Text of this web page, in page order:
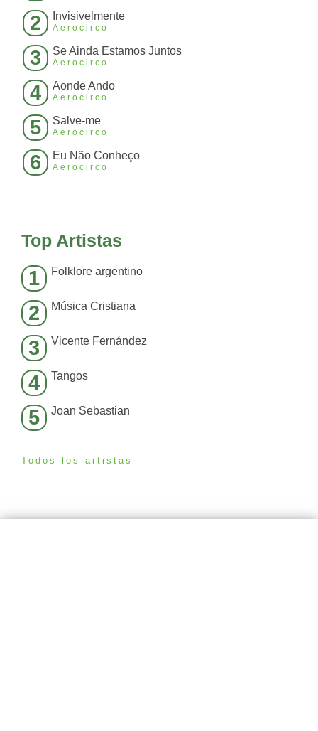
2 Invisivelmente
Aerocirco
3 Se Ainda Estamos Juntos
Aerocirco
4 Aonde Ando
Aerocirco
5 Salve-me
Aerocirco
6 Eu Não Conheço
Aerocirco
Top Artistas
1 Folklore argentino
2 Música Cristiana
3 Vicente Fernández
4 Tangos
5 Joan Sebastian
Todos los artistas